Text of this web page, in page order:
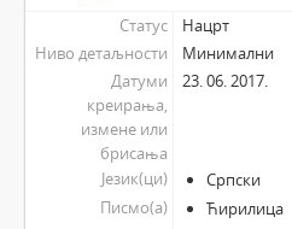
Статус
Нацрт
Ниво детаљности
Минимални
Датуми
креирања,
измене или
брисања
23. 06. 2017.
Језик(ци)
Српски
Писмо(а)
Ћирилица